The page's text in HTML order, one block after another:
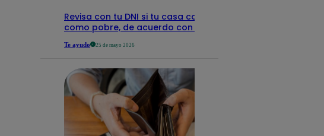
Revisa con tu DNI si tu casa califica
como pobre, de acuerdo con el Sisfoh
Te ayudo 25 de mayo 2026